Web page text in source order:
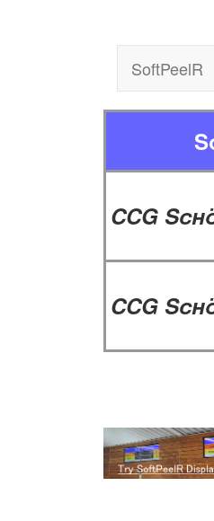
SoftPeelR
CCG
CCG